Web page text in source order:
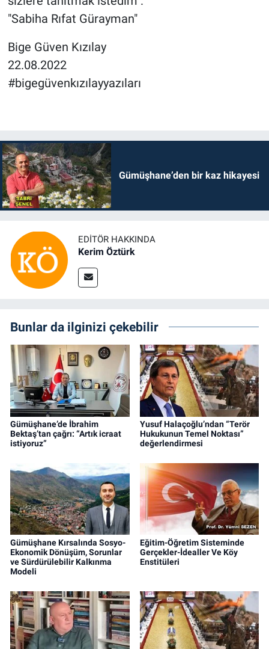
"Sabiha Rıfat Gürayman"
Bige Güven Kızılay
22.08.2022
#bigegüvenkızılayyazıları
Gümüşhane’den bir kaz hikayesi
EDITÖR HAKKINDA
Kerim Öztürk
Bunlar da ilginizi çekebilir
Gümüşhane’de İbrahim
Bektaş’tan çağrı: “Artık icraat
istiyoruz”
Yusuf Halaçoğlu’ndan “Terör
Hukukunun Temel Noktası”
değerlendirmesi
Gümüşhane Kırsalında Sosyo-
Ekonomik Dönüşüm, Sorunlar
ve Sürdürülebilir Kalkınma
Modeli
Eğitim-Öğretim Sisteminde
Gerçekler-İdealler Ve Köy
Enstitüleri